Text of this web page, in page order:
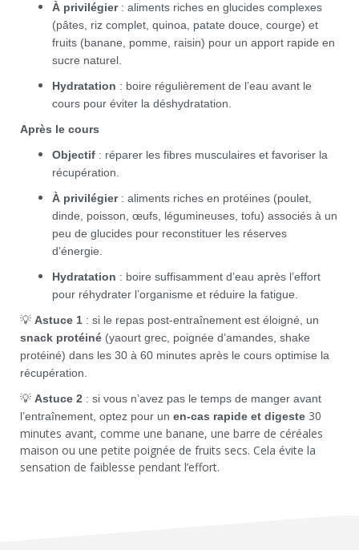
À privilégier: aliments riches en glucides complexes
(pâtes, riz complet, quinoa, patate douce, courge) et
fruits (banane, pomme, raisin) pour un apport rapide en
sucre naturel.
Hydratation : boire régulièrement de l’eau avant le
cours pour éviter la déshydratation.
Après le cours
Objectif : réparer les fibres musculaires et favoriser la
récupération.
À privilégier: aliments riches en protéines (poulet,
dinde, poisson, œufs, légumineuses, tofu) associés à un
peu de glucides pour reconstituer les réserves
d’énergie.
Hydratation : boire suffisamment d’eau après l’effort
pour réhydrater l’organisme et réduire la fatigue.
💡 Astuce 1 : si le repas post-entraînement est éloigné, un
snack protéiné (yaourt grec, poignée d’amandes, shake
protéiné) dans les 30 à 60 minutes après le cours optimise la
récupération.
💡 Astuce 2 : si vous n’avez pas le temps de manger avant
l’entraînement, optez pour un en-cas rapide et digeste 30
minutes avant, comme une banane, une barre de céréales
maison ou une petite poignée de fruits secs. Cela évite la
sensation de faiblesse pendant l’effort.